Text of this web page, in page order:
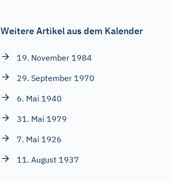
Weitere Artikel aus dem Kalender
19. November 1984
29. September 1970
6. Mai 1940
31. Mai 1979
7. Mai 1926
11. August 1937